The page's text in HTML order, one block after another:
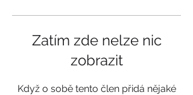
Zatím zde nelze nic
zobrazit
Když o sobě tento člen přidá nějaké